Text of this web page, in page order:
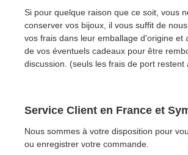
Si pour quelque raison que ce soit, vous
conserver vos bijoux, il vous suffit de
vos frais dans leur emballage d'origine et
de vos éventuels cadeaux pour être
discussion. (seuls les frais de port restent
Service Client en France et
Nous sommes à votre disposition pour
ou enregistrer votre commande.